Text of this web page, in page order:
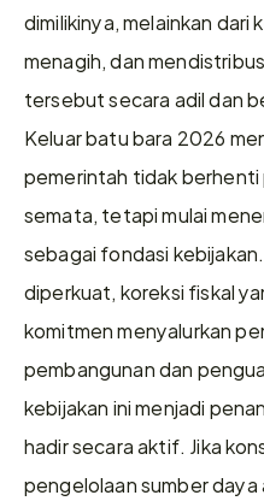
dimilikinya, melainkan dari
menagih, dan
tersebut secara adil dan
Keluar batu bara 2026
pemerintah tidak
semata, tetapi mulai
sebagai fondasi
diperkuat, koreksi fiskal
komitmen menyalurkan
pembangunan dan
kebijakan ini menjadi
hadir secara aktif. Jika
pengelolaan sumber daya